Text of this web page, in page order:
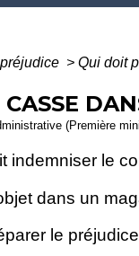
> Qui doit
(Première
indemniser le
dans un
le